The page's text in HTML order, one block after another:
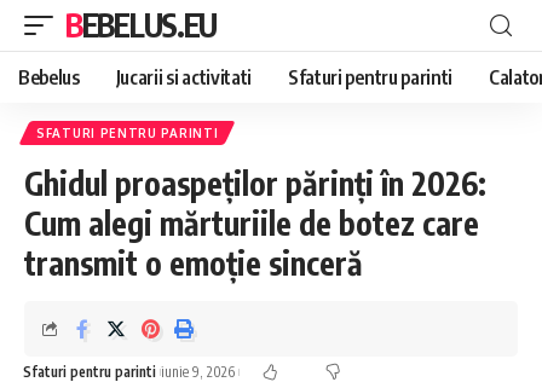
BEBELUS.EU
Bebelus Jucarii si activitati Sfaturi pentru parinti
SFATURI PENTRU PARINTI
Ghidul proaspeților părinți în 2026:
Cum alegi mărturiile de botez care
transmit o emoție sinceră
Sfaturi pentru parinti iunie 9, 2026